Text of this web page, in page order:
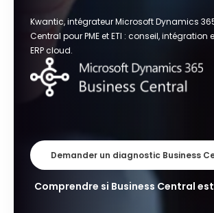
Kwantic, intégrateur Microsoft Dynamics
Central pour PME et ETI : conseil,
ERP cloud.
Demander un diagnostic Business
Comprendre si Business Central